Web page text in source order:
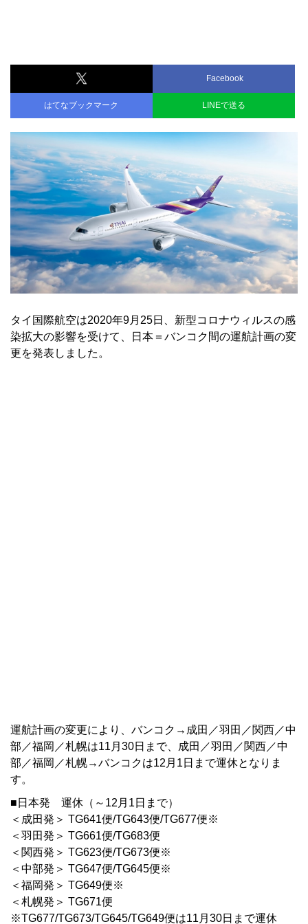
Facebook
はてなブックマーク LINEで送る
タイ国際航空は2020年9月25日、新型コロナウィルスの感
染拡大の影響を受けて、日本＝バンコク間の運航計画の変
更を発表しました。
運航計画の変更により、バンコク→成田／羽田／関西／中
部／福岡／札幌は11月30日まで、成田／羽田／関西／中
部／福岡／札幌→バンコクは12月1日まで運休となりま
す。
■日本発 運休（～12月1日まで）
＜成田発＞ TG641便/TG643便/TG677便※
＜羽田発＞ TG661便/TG683便
＜関西発＞ TG623便/TG673便※
＜中部発＞ TG647便/TG645便※
＜福岡発＞ TG649便※
＜札幌発＞ TG671便
※TG677/TG673/TG645/TG649便は11月30日まで運休